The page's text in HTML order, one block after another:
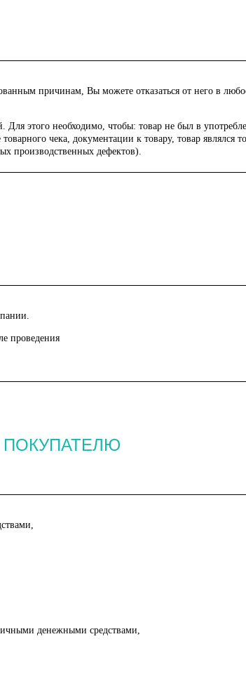
причинам, Вы можете отказаться от него в
этого необходимо, чтобы: товар не был в
чека, документации к товару, товар
производственных дефектов).
проведения
денежными средствами,